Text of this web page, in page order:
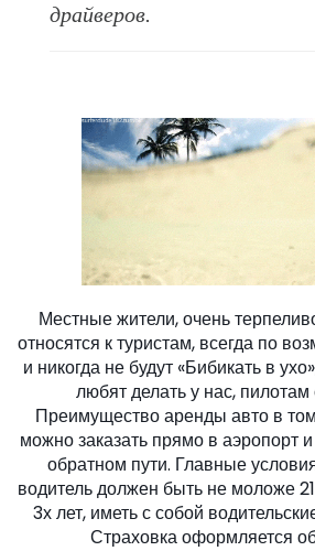
драйверов.
Местные жители, очень
относятся к туристам, всегда по
и никогда не будут «Бибикать в
любят делать у нас, пилотам
Преимущество аренды авто в
можно заказать прямо в аэропорт
обратном пути. Главные
водитель должен быть не моложе
3х лет, иметь с собой
Страховка оформляется